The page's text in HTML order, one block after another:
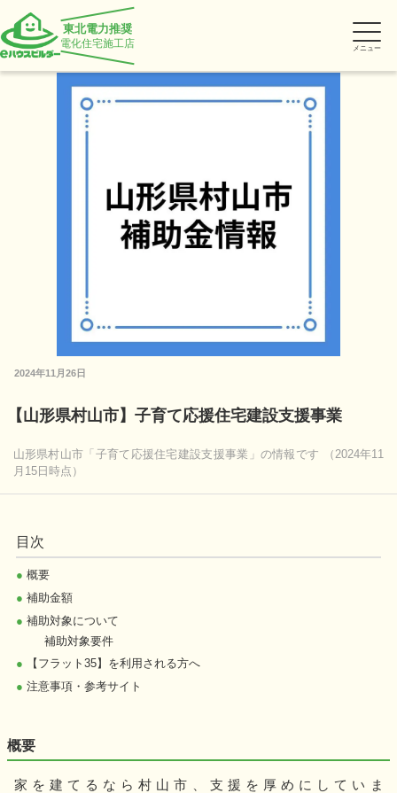
東北電力推奨
電化住宅施工店 メニュー
2024年11月26日
【山形県村山市】子育て応援住宅建設支援事業
山形県村山市「子育て応援住宅建設支援事業」の情報です （2024年11
月15日時点）
目次
● 概要
● 補助金額
● 補助対象について
補助対象要件
● 【フラット35】を利用される方へ
● 注意事項・参考サイト
概要
家を建てるなら村山市、支援を厚めにしていま